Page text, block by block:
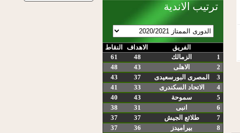
ترتيب الاندية
الفريق الاهداف
النقاط
1
الزمالك 48
61
2
الاهلى 43
48
3
المصرى البورسعيدى 37
43
4
الاتحاد السكندرى 33
41
5
سموحة 43
40
6
انبى 31
38
7
طلائع الجيش 37
37
8
بيراميدز 36
37